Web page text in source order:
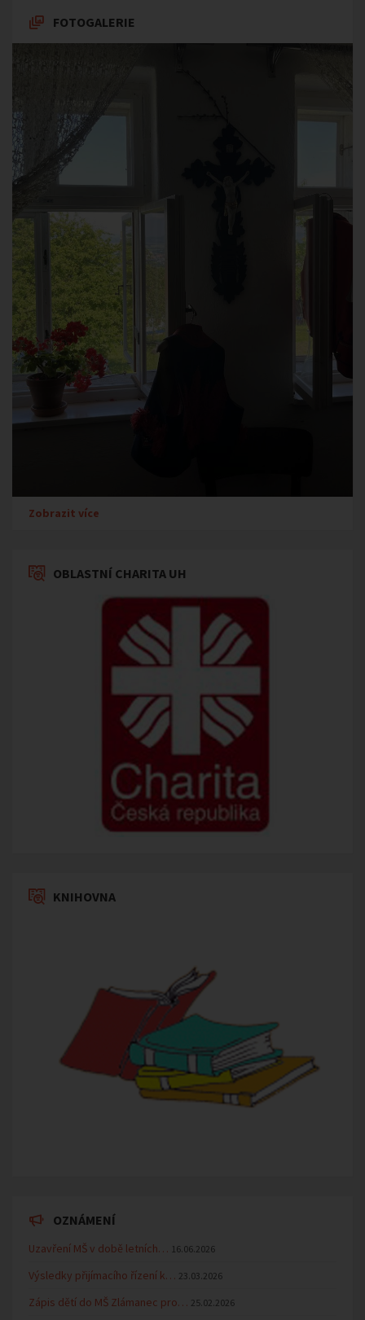
FOTOGALERIE
Zobrazit více
OBLASTNÍ CHARITA UH
KNIHOVNA
OZNÁMENÍ
Uzavření MŠ v době letních… 16.06.2026
Výsledky přijímacího řízení k… 23.03.2026
Zápis dětí do MŠ Zlámanec pro… 25.02.2026